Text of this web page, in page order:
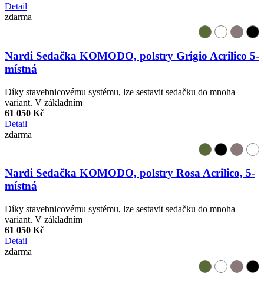
Detail
zdarma
Nardi Sedačka KOMODO, polstry Grigio Acrilico 5-
místná
Díky stavebnicovému systému, lze sestavit sedačku do mnoha
variant. V základním
61 050 Kč
Detail
zdarma
Nardi Sedačka KOMODO, polstry Rosa Acrilico, 5-
místná
Díky stavebnicovému systému, lze sestavit sedačku do mnoha
variant. V základním
61 050 Kč
Detail
zdarma